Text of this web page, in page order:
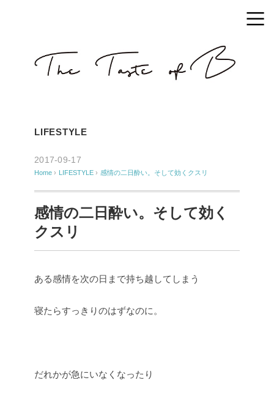
LIFESTYLE
2017-09-17
Home › LIFESTYLE › 感情の二日酔い。そして効くクスリ
感情の二日酔い。そして効く
クスリ
ある感情を次の日まで持ち越してしまう
寝たらすっきりのはずなのに。
だれかが急にいなくなったり